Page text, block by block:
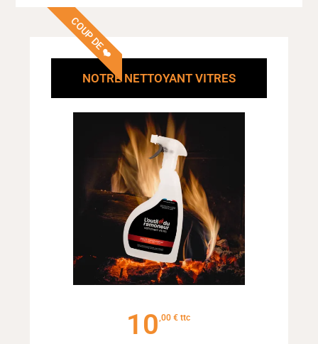
COUP DE ❤️
NOTRE NETTOYANT VITRES
10 €